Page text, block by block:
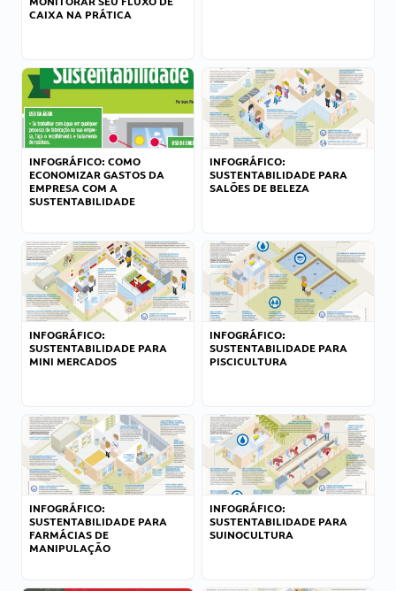
CAIXA NA PRÁTICA
INFOGRÁFICO: COMO
ECONOMIZAR GASTOS DA
EMPRESA COM A
SUSTENTABILIDADE
INFOGRÁFICO:
SUSTENTABILIDADE PARA
SALÕES DE BELEZA
INFOGRÁFICO:
SUSTENTABILIDADE PARA
MINI MERCADOS
INFOGRÁFICO:
SUSTENTABILIDADE PARA
PISCICULTURA
INFOGRÁFICO:
SUSTENTABILIDADE PARA
FARMÁCIAS DE
MANIPULAÇÃO
INFOGRÁFICO:
SUSTENTABILIDADE PARA
SUINOCULTURA